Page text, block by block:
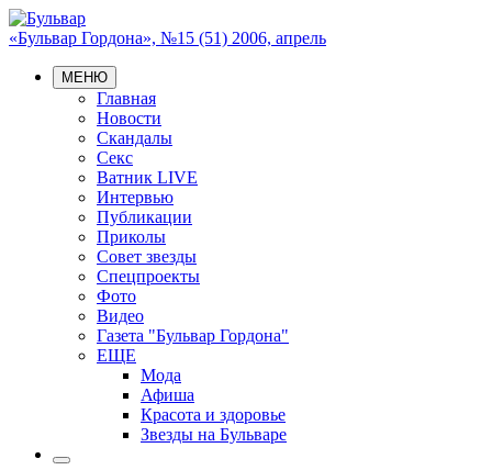
«Бульвар Гордона», №15 (51) 2006, апрель
МЕНЮ
Главная
Новости
Скандалы
Секс
Ватник LIVE
Интервью
Публикации
Приколы
Совет звезды
Спецпроекты
Фото
Видео
Газета "Бульвар Гордона"
ЕЩЕ
Мода
Афиша
Красота и здоровье
Звезды на Бульваре